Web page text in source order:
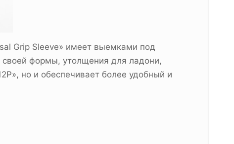
Grip Sleeve» имеет выемками под
своей формы, утолщения для ладони,
но и обеспечивает более удобный и